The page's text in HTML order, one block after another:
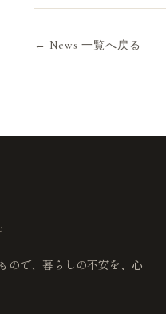
← News 一覧へ戻る
ので、暮らしの不安を、心